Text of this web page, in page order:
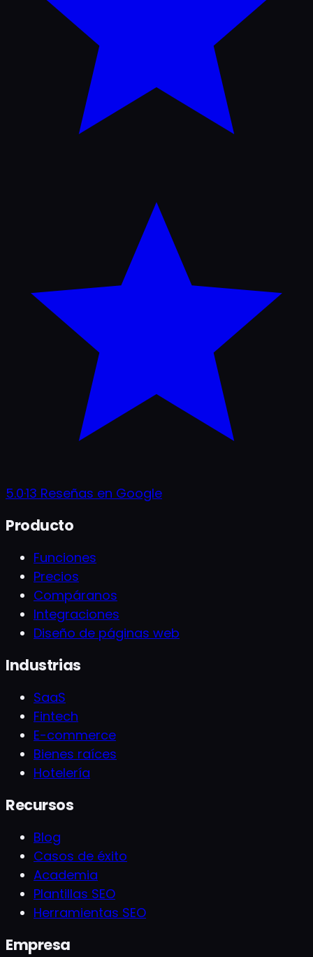
5.0·13 Reseñas en Google
Producto
Funciones
Precios
Compáranos
Integraciones
Diseño de páginas web
Industrias
SaaS
Fintech
E-commerce
Bienes raíces
Hotelería
Recursos
Blog
Casos de éxito
Academia
Plantillas SEO
Herramientas SEO
Empresa